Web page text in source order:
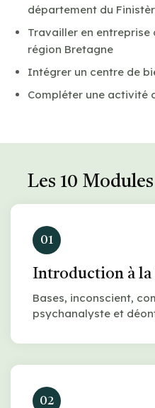
département du
Travailler en
région Bretagne
Intégrer un centre de
Compléter une activité
Les 10
01
Introduction à la
Bases, inconscient,
psychanalyste et
02